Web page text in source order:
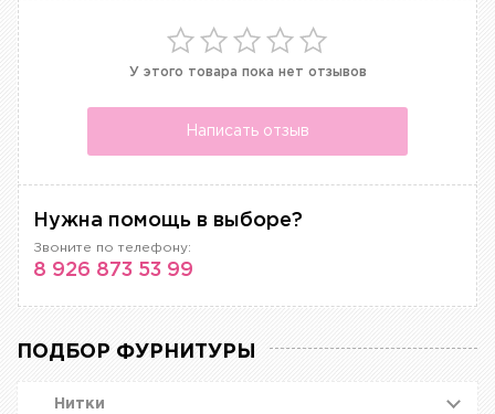
У этого товара пока нет отзывов
Написать отзыв
Нужна помощь в выборе?
Звоните по телефону:
8 926 873 53 99
ПОДБОР ФУРНИТУРЫ
Нитки